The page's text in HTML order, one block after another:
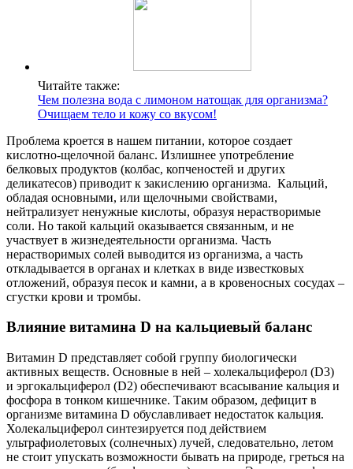
Читайте также:
Чем полезна вода с лимоном натощак для организма?
Очищаем тело и кожу со вкусом!
Проблема кроется в нашем питании, которое создает
кислотно-щелочной баланс. Излишнее употребление
белковых продуктов (колбас, копченостей и других
деликатесов) приводит к закислению организма. Кальций,
обладая основными, или щелочными свойствами,
нейтрализует ненужные кислоты, образуя нерастворимые
соли. Но такой кальций оказывается связанным, и не
участвует в жизнедеятельности организма. Часть
нерастворимых солей выводится из организма, а часть
откладывается в органах и клетках в виде известковых
отложений, образуя песок и камни, а в кровеносных сосудах –
сгустки крови и тромбы.
Влияние витамина D на кальциевый баланс
Витамин D представляет собой группу биологически
активных веществ. Основные в ней – холекальциферол (D3)
и эргокальциферол (D2) обеспечивают всасывание кальция и
фосфора в тонком кишечнике. Таким образом, дефицит в
организме витамина D обуславливает недостаток кальция.
Холекальциферол синтезируется под действием
ультрафиолетовых (солнечных) лучей, следовательно, летом
не стоит упускать возможности бывать на природе, греться на